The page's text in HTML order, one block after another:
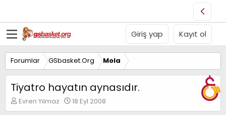
Giriş yap Kayıt ol
Forumlar GSbasket.Org Mola
Tiyatro hayatın aynasıdır.
K
o
Evren Yılmaz
B
a
18 Eyl 2008